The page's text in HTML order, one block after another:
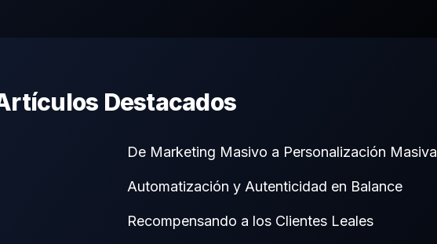
Destacados
De Marketing Masivo a Personalización Masiva
Automatización y Autenticidad en Balance
Recompensando a los Clientes Leales